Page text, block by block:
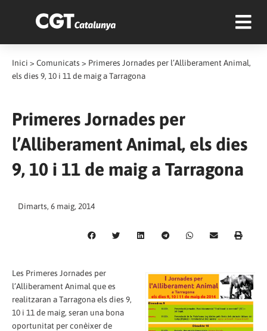
Inici > Comunicats > Primeres Jornades per l’Alliberament Animal,
els dies 9, 10 i 11 de maig a Tarragona
Primeres Jornades per
l’Alliberament Animal, els dies
9, 10 i 11 de maig a Tarragona
Dimarts, 6 maig, 2014
Les Primeres Jornades per
l’Alliberament Animal que es
realitzaran a Tarragona els dies 9,
10 i 11 de maig, seran una bona
oportunitat per conèixer de